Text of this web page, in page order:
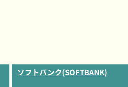
ソフトバンク(SOFTBANK)